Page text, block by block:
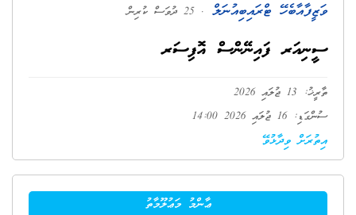
ވަޒީފާއާބެހޭ ޓްރައިބިއުނަލް . 25 ދުވަސް ކުރިން
ސީނިއަރ ފައިނޭންސް އޮފިސަރ
ތާރީޚު: 13 ޖުލައި 2026
ސުންގަޑި: 16 ޖުލައި 2026 14:00
އިތުރަށް ވިދާޅުވޭ
ޢާންމު މަޢުލޫމާތު